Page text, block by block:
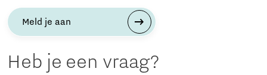
Meld je aan
Heb je een vraag?